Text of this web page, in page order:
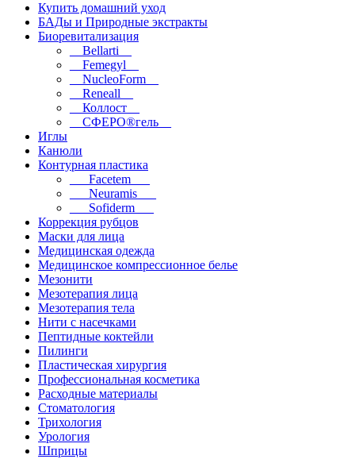
Купить домашний уход
БАДы и Природные экстракты
Биоревитализация
__Bellarti__
__Femegyl__
__NucleoForm__
__Reneall__
__Коллост__
__СФЕРО®гель__
Иглы
Канюли
Контурная пластика
___Facetem___
___Neuramis___
___Sofiderm___
Коррекция рубцов
Маски для лица
Медицинская одежда
Медицинское компрессионное белье
Мезонити
Мезотерапия лица
Мезотерапия тела
Нити с насечками
Пептидные коктейли
Пилинги
Пластическая хирургия
Профессиональная косметика
Расходные материалы
Стоматология
Трихология
Урология
Шприцы